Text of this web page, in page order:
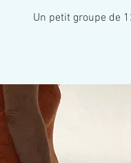
Un petit groupe de